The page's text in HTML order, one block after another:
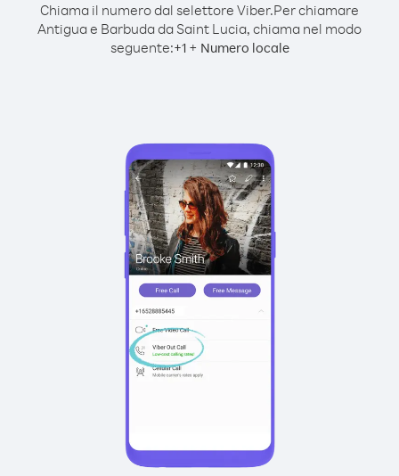
Chiama il numero dal selettore Viber.Per chiamare
Antigua e Barbuda da Saint Lucia, chiama nel modo
seguente:+1+ Numero locale